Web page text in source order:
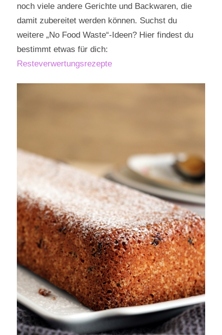
noch viele andere Gerichte und Backwaren, die
damit zubereitet werden können. Suchst du
weitere „No Food Waste“-Ideen? Hier findest du
bestimmt etwas für dich:
Resteverwertungsrezepte